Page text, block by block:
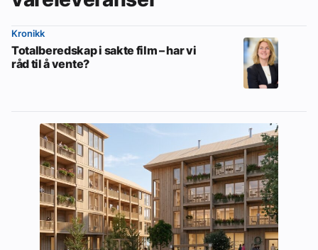
Kronikk
Totalberedskap i sakte film – har vi
råd til å vente?